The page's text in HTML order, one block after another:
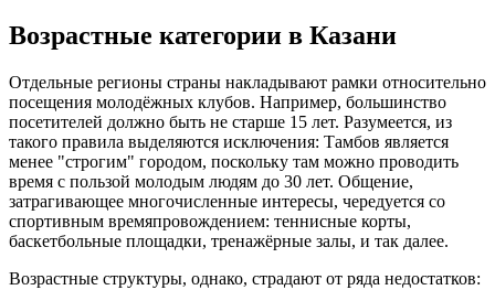
Возрастные категории в Казани
Отдельные регионы страны накладывают рамки относительно
посещения молодёжных клубов. Например, большинство
посетителей должно быть не старше 15 лет. Разумеется, из
такого правила выделяются исключения: Тамбов является
менее "строгим" городом, поскольку там можно проводить
время с пользой молодым людям до 30 лет. Общение,
затрагивающее многочисленные интересы, чередуется со
спортивным времяпровождением: теннисные корты,
баскетбольные площадки, тренажёрные залы, и так далее.
Возрастные структуры, однако, страдают от ряда недостатков: